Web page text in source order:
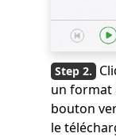
un format
bouton
le